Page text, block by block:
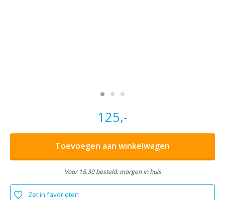
125,-
Toevoegen aan winkelwagen
Voor 15.30 besteld, morgen in huis
Zet in favorieten